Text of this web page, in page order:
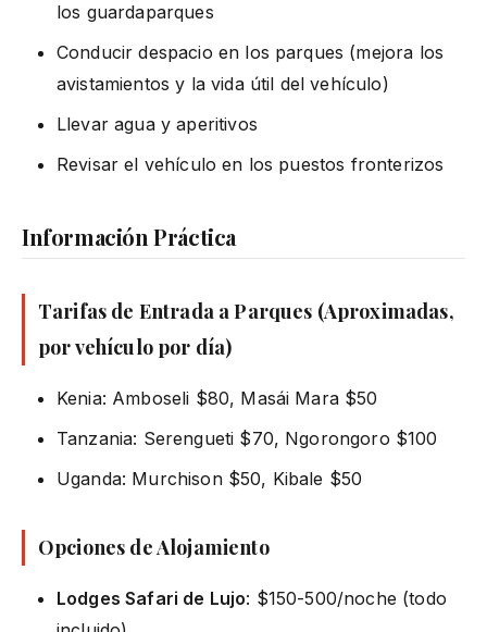
los guardaparques
Conducir despacio en los parques (mejora los
avistamientos y la vida útil del vehículo)
Llevar agua y aperitivos
Revisar el vehículo en los puestos fronterizos
Información Práctica
Tarifas de Entrada a Parques (Aproximadas,
por vehículo por día)
Kenia: Amboseli $80, Masái Mara $50
Tanzania: Serengueti $70, Ngorongoro $100
Uganda: Murchison $50, Kibale $50
Opciones de Alojamiento
Lodges Safari de Lujo: $150-500/noche (todo